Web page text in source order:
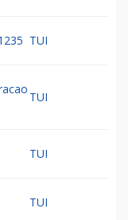
TUI
TUI
TUI
TUI